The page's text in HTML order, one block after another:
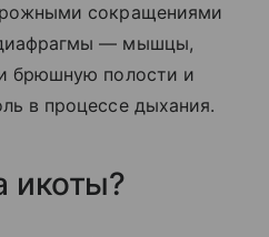
сокращениями
— мышцы,
брюшную полости и
в процессе дыхания.
икоты?